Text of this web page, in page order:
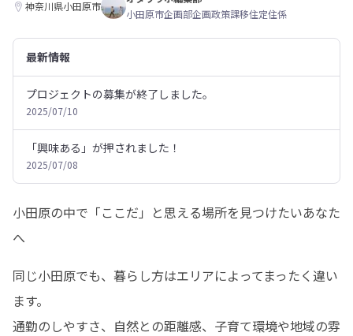
神奈川県小田原市
小田原市企画部企画政策課移住定住係
最新情報
プロジェクトの募集が終了しました。
2025/07/10
「興味ある」が押されました！
2025/07/08
小田原の中で「ここだ」と思える場所を見つけたいあなた
へ
同じ小田原でも、暮らし方はエリアによってまったく違い
ます。
通勤のしやすさ、自然との距離感、子育て環境や地域の雰